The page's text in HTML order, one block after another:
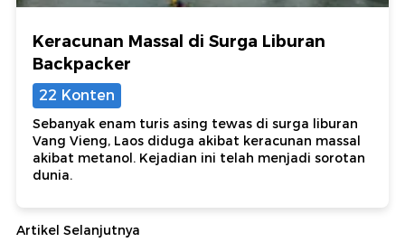
Keracunan Massal di Surga Liburan
Backpacker
22 Konten
Sebanyak enam turis asing tewas di surga liburan
Vang Vieng, Laos diduga akibat keracunan massal
akibat metanol. Kejadian ini telah menjadi sorotan
dunia.
Artikel Selanjutnya